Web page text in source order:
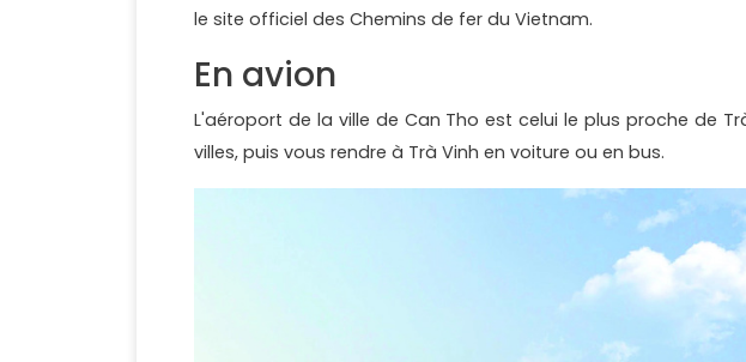
le site officiel des Chemins de fer du Vietnam.
En avion
L'aéroport de la ville de Can Tho est celui le plus proche de
villes, puis vous rendre à Trà Vinh en voiture ou en bus.